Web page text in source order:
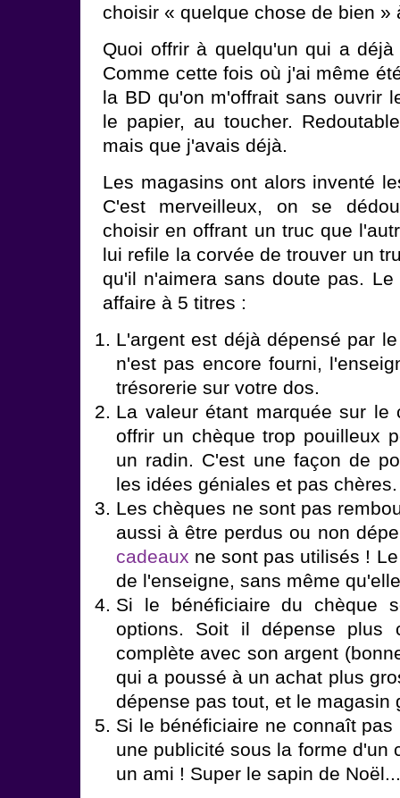
choisir « quelque chose de bien »
Quoi offrir à quelqu'un qui a
Comme cette fois où j'ai même
la BD qu'on m'offrait sans ouvrir
le papier, au toucher.
mais que j'avais déjà.
Les magasins ont alors inventé
C'est merveilleux, on se
choisir en offrant un truc que
lui refile la corvée de trouver un
qu'il n'aimera sans doute pas.
affaire à 5 titres :
L'argent est déjà dépensé par
n'est pas encore fourni,
trésorerie sur votre dos.
La valeur étant marquée sur le
offrir un chèque trop pouilleux
un radin. C'est une façon de
les idées géniales et pas chères.
Les chèques ne sont pas
aussi à être perdus ou non
cadeaux ne sont pas utilisés !
de l'enseigne, sans même
Si le bénéficiaire du chèque
options. Soit il dépense plus
complète avec son argent
qui a poussé à un achat plus
dépense pas tout, et le magasin
Si le bénéficiaire ne connaît
une publicité sous la forme d'un
un ami ! Super le sapin de Noël...